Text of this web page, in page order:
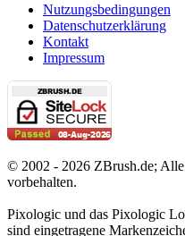
Nutzungsbedingungen
Datenschutzerklärung
Kontakt
Impressum
© 2002 - 2026 ZBrush.de;
vorbehalten.
Pixologic und das Pixologic
sind eingetragene